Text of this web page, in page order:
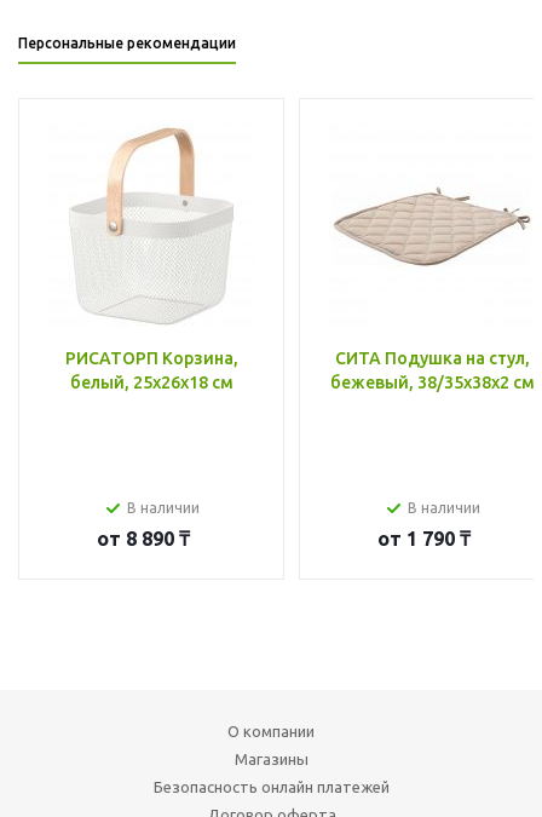
Персональные рекомендации
РИСАТОРП Корзина,
белый, 25x26x18 см
В наличии
от 8 890 ₸
СИТА Подушка на стул,
бежевый, 38/35x38x2 см
В наличии
от 1 790 ₸
О компании
Магазины
Безопасность онлайн платежей